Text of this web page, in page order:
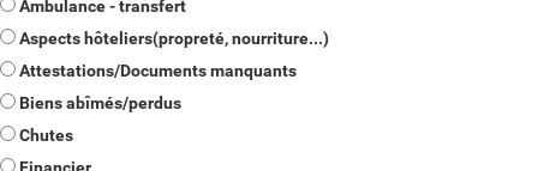
Ambulance - transfert
Aspects hôteliers(propreté, nourriture...)
Attestations/Documents manquants
Biens abîmés/perdus
Chutes